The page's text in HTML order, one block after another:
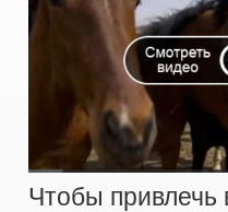
Чтобы